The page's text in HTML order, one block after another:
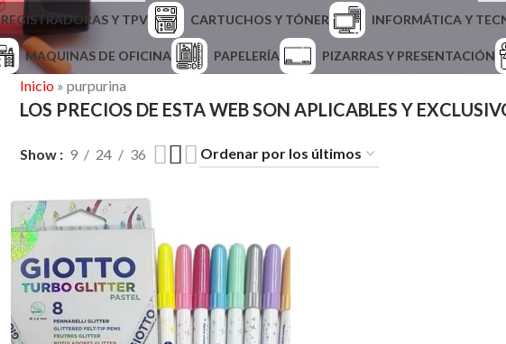
Y TPV CARTUCHOS Y TÓNER INFORMÁTICA Y
MAQUINAS DE OFICINA PAPELERÍA PIZARRAS Y PRESENTACIÓN
Inicio» purpurina
LOS PRECIOS DE ESTA WEB SON APLICABLES Y
Show 9 24 36